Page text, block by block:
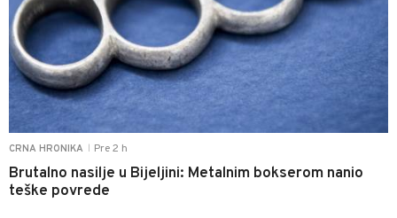
CRNA HRONIKA Pre 2 h
Brutalno nasilje u Bijeljini: Metalnim bokserom nanio
teške povrede